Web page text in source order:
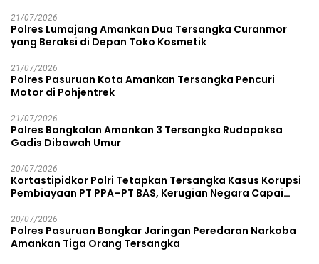
21/07/2026
Polres Lumajang Amankan Dua Tersangka Curanmor
yang Beraksi di Depan Toko Kosmetik
21/07/2026
Polres Pasuruan Kota Amankan Tersangka Pencuri
Motor di Pohjentrek
21/07/2026
Polres Bangkalan Amankan 3 Tersangka Rudapaksa
Gadis Dibawah Umur
20/07/2026
Kortastipidkor Polri Tetapkan Tersangka Kasus Korupsi
Pembiayaan PT PPA–PT BAS, Kerugian Negara Capai
20/07/2026
Polres Pasuruan Bongkar Jaringan Peredaran Narkoba
Amankan Tiga Orang Tersangka